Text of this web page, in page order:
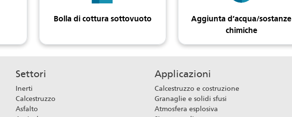
Bolla di cottura sottovuoto
Aggiunta d’acqua/sostanze
chimiche
Settori
Inerti
Calcestruzzo
Asfalto
Applicazioni
Calcestruzzo e costruzione
Granaglie e solidi sfusi
Atmosfera esplosiva